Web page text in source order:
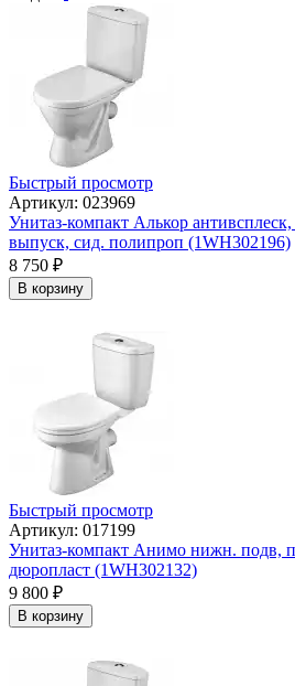
Быстрый просмотр
Артикул: 023969
Унитаз-компакт Алькор
выпуск, сид. полипроп (1WH302196)
8 750 ₽
В корзину
Быстрый просмотр
Артикул: 017199
Унитаз-компакт Анимо нижн. подв,
дюропласт (1WH302132)
9 800 ₽
В корзину